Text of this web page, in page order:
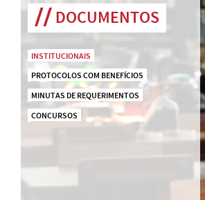
DOCUMENTOS
INSTITUCIONAIS
PROTOCOLOS COM BENEFÍCIOS
MINUTAS DE REQUERIMENTOS
CONCURSOS